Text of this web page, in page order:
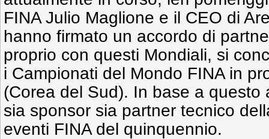
FINA Julio Maglione e il CEO di
hanno firmato un accordo di
proprio con questi Mondiali, si
i Campionati del Mondo FINA in
(Corea del Sud). In base a questo
sia sponsor sia partner tecnico
eventi FINA del quinquennio.